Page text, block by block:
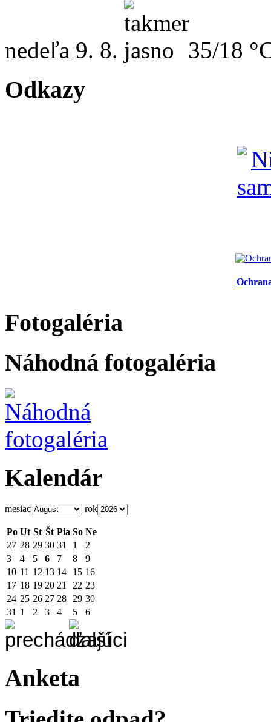
nedeľa 9. 8. 35/18
Odkazy
Fotogaléria
Náhodná fotogaléria
Kalendár
mesiac rok
Po Ut St Št Pia So Ne
27 28 29 30 31 1
2
3
4 5 6 7 8
9
10 11 12 13 14 15 16
17 18 19 20 21 22 23
24 25 26 27 28 29 30
31 1 2 3 4 5 6
Anketa